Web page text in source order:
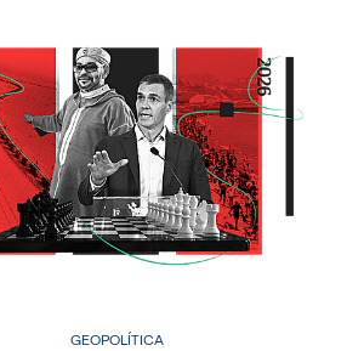
GEOPOLÍTICA